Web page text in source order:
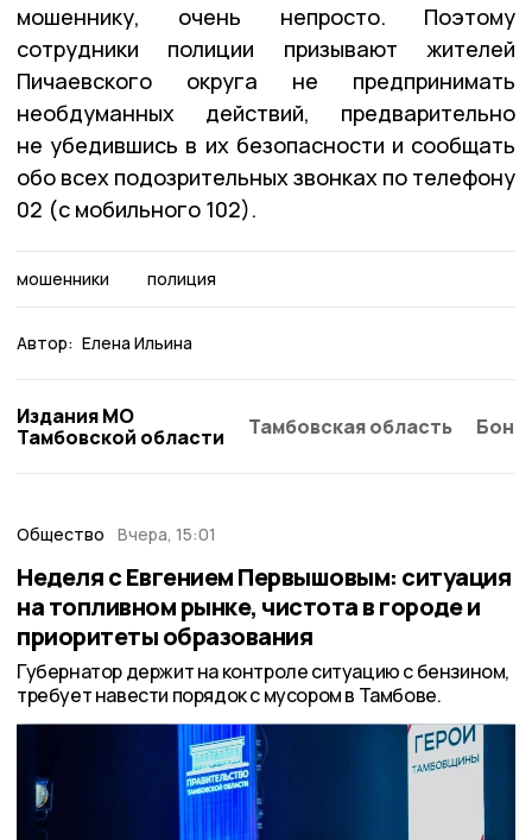
мошеннику, очень непросто. Поэтому
сотрудники полиции призывают жителей
Пичаевского округа не предпринимать
необдуманных действий, предварительно
не убедившись в их безопасности и сообщать
обо всех подозрительных звонках по телефону
02 (с мобильного 102).
мошенники полиция
Автор: Елена Ильина
Издания МО
Тамбовской области
Тамбовская область
Общество Вчера, 15:01
Неделя с Евгением Первышовым: ситуация
на топливном рынке, чистота в городе и
приоритеты образования
Губернатор держит на контроле ситуацию с бензином,
требует навести порядок с мусором в Тамбове.